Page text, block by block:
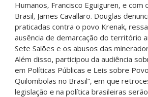
Humanos, Francisco Eguiguren, e com
Brasil, James Cavallaro. Douglas
praticadas contra o povo Krenak,
ausência de demarcação do território
Sete Salões e os abusos das
Além disso, participou da audiência
em Políticas Públicas e Leis sobre
Quilombolas no Brasil”, em que
legislação e na política brasileiras